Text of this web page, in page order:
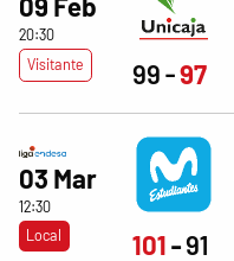
09 Feb
20:30
Visitante
99 97
03 Mar
12:30
Local
101 91